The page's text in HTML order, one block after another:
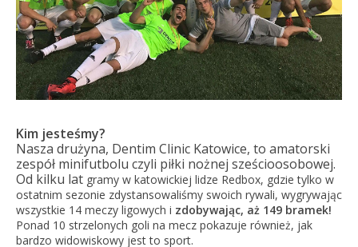
Kim jesteśmy?
Nasza drużyna, Dentim Clinic Katowice, to amatorski
zespół minifutbolu czyli piłki nożnej sześcioosobowej.
Od kilku latgramy w katowickiej lidze Redbox, gdzie tylko w
ostatnim sezonie zdystansowaliśmy swoich rywali, wygrywając
wszystkie 14 meczy ligowych i zdobywając, aż 149 bramek!
Ponad 10 strzelonych goli na mecz pokazuje również, jak
bardzo widowiskowy jest to sport.